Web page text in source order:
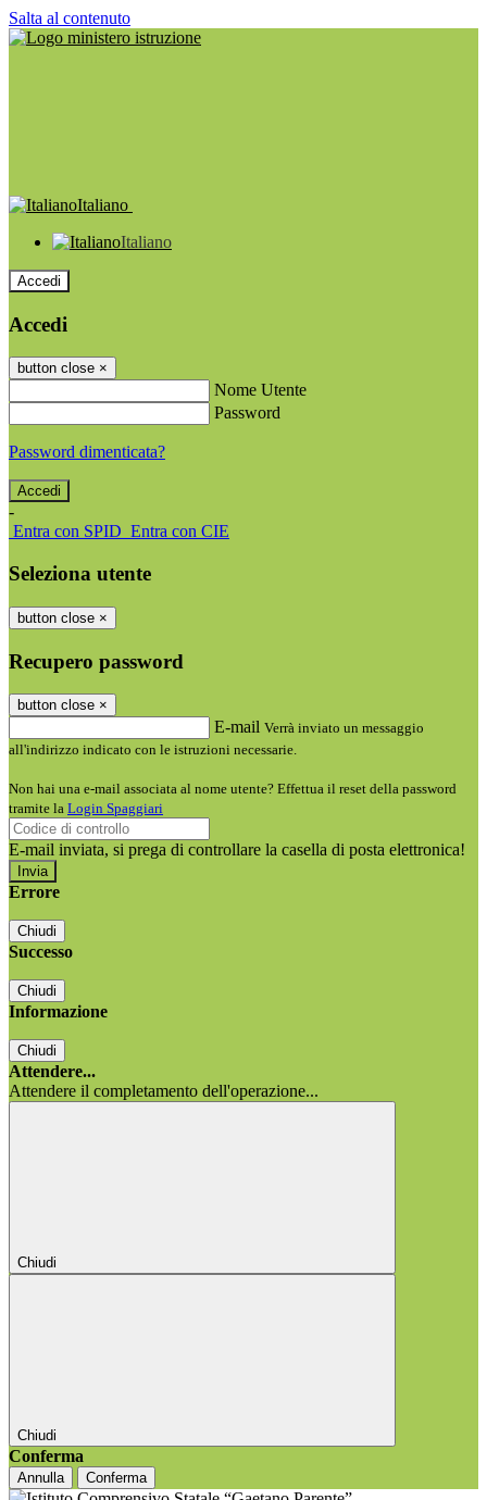
Salta al contenuto
Italiano
Italiano
Accedi
Accedi
button close ×
Nome Utente
Password
Password dimenticata?
-
Entra con SPID Entra con CIE
Seleziona utente
button close ×
Recupero password
button close ×
E-mail Verrà inviato un messaggio
all'indirizzo indicato con le istruzioni necessarie.
Non hai una e-mail associata al nome utente? Effettua il reset della password
tramite la Login Spaggiari
E-mail inviata, si prega di controllare la casella di posta elettronica!
Errore
Chiudi
Successo
Chiudi
Informazione
Chiudi
Attendere...
Attendere il completamento dell'operazione...
Chiudi
Chiudi
Conferma
Annulla Conferma